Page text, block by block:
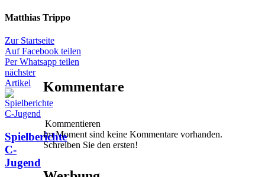
Matthias Trippo
Zur Startseite
Auf Facebook teilen
Per Whatsapp teilen
nächster
Artikel
Spielberichte
C-
Jugend
Kommentare
Kommentieren
Im Moment sind keine Kommentare vorhanden.
Schreiben Sie den ersten!